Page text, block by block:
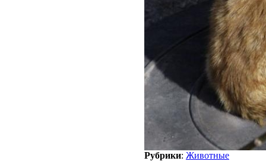
Рубрики: Животные